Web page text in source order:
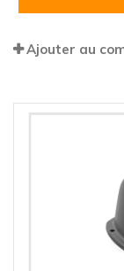
Ajouter au